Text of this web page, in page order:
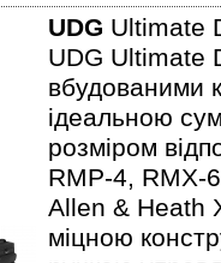
UDG Ultimate
UDG Ultimate
вбудованими
ідеальною
розміром
RMP-4, RMX-
Allen & Heath
міцною